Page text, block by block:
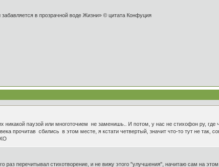
в прозрачной воде Жизни» © цитата Конфуция
никакой паузой или многоточием не заменишь.. И потом, у нас не стихофон ру,
прочитав сбились в этом месте, я кстати четвертый, значит что-то тут не
раз перечитывал стихотворение, и не вижу этого "улучшения", начитаю сам на